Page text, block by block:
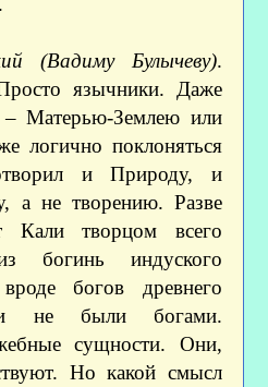
(Вадиму Булычеву).
язычники. Даже
– Матерью-Землею или
логично поклоняться
и Природу, и
а не творению. Разве
Кали творцом всего
богинь индуского
богов древнего
не были богами.
сущности. Они,
Но какой смысл